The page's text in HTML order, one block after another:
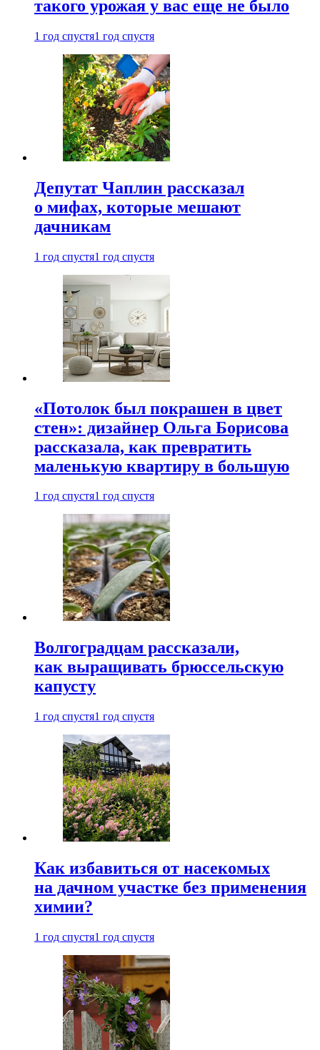
такого урожая у вас еще не было
1 год спустя1 год спустя
Депутат Чаплин рассказал
о мифах, которые мешают
дачникам
1 год спустя1 год спустя
«Потолок был покрашен в цвет
стен»: дизайнер Ольга Борисова
рассказала, как превратить
маленькую квартиру в большую
1 год спустя1 год спустя
Волгоградцам рассказали,
как выращивать брюссельскую
капусту
1 год спустя1 год спустя
Как избавиться от насекомых
на дачном участке без применения
химии?
1 год спустя1 год спустя